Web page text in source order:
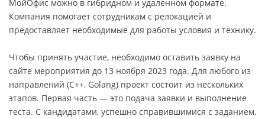
МойОфис можно в гибридном и удаленном формате.
Компания помогает сотрудникам с релокацией и
предоставляет необходимые для работы условия и технику.
Чтобы принять участие, необходимо оставить заявку на
сайте мероприятия до 13 ноября 2023 года. Для любого из
направлений (C++, Golang) проект состоит из нескольких
этапов. Первая часть — это подача заявки и выполнение
теста. С кандидатами, успешно справившимися с заданием,